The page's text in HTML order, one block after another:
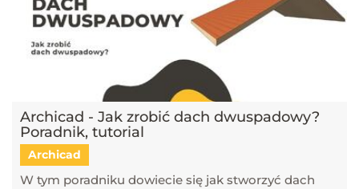
Archicad - Jak zrobić dach dwuspadowy?
Poradnik, tutorial
Archicad
W tym poradniku dowiecie się jak stworzyć dach